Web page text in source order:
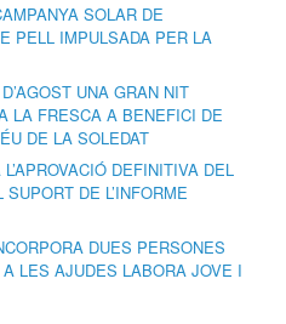
SOLAR DE
PELL IMPULSADA PER LA
UNA GRAN NIT
LA FRESCA A BENEFICI DE
DE LA SOLEDAT
DEFINITIVA DEL
DE L’INFORME
DUES PERSONES
LES AJUDES LABORA JOVE I